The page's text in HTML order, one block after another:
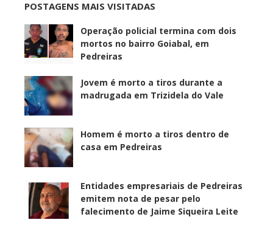
POSTAGENS MAIS VISITADAS
Operação policial termina com dois
mortos no bairro Goiabal, em
Pedreiras
Jovem é morto a tiros durante a
madrugada em Trizidela do Vale
Homem é morto a tiros dentro de
casa em Pedreiras
Entidades empresariais de Pedreiras
emitem nota de pesar pelo
falecimento de Jaime Siqueira Leite